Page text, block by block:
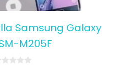
Samsung Galaxy
M205F